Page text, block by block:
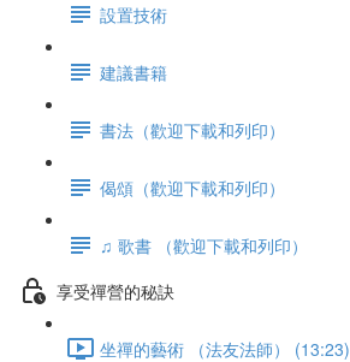
設置技術
建議書籍
書法（歡迎下載和列印）
偈頌（歡迎下載和列印）
♫ 歌書 （歡迎下載和列印）
享受禪營的秘訣
坐禪的藝術 （法友法師） (13:23)